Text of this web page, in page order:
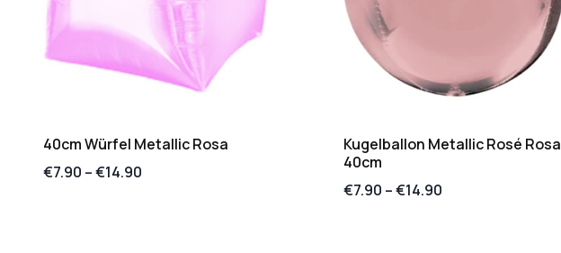
40cm Würfel Metallic Rosa
€7.90 –€14.90
Kugelballon Metallic Rosé Rosa
40cm
€7.90 –€14.90